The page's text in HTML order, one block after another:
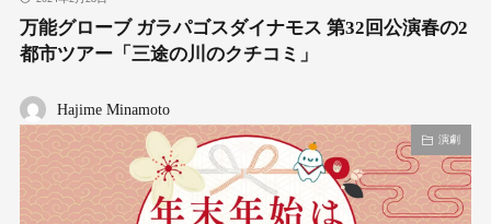
万能グローブ ガラパゴスダイナモス 第32回公演春の2
都市ツアー「三途の川のクチコミ」
Hajime Minamoto
演劇